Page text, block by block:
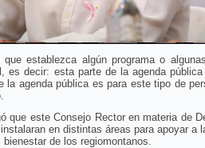
establezca algún programa o
es decir: esta parte de la agenda
la agenda pública es para este tipo de
que este Consejo Rector en materia de
en distintas áreas para apoyar a
de los regiomontanos.